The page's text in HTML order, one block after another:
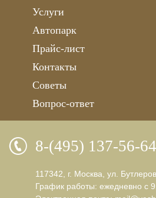
Услуги
Автопарк
Прайс-лист
Контакты
Советы
Вопрос-ответ
8-(495) 137-56-64
117342, г. Москва, ул.
График работы: ежедневно с